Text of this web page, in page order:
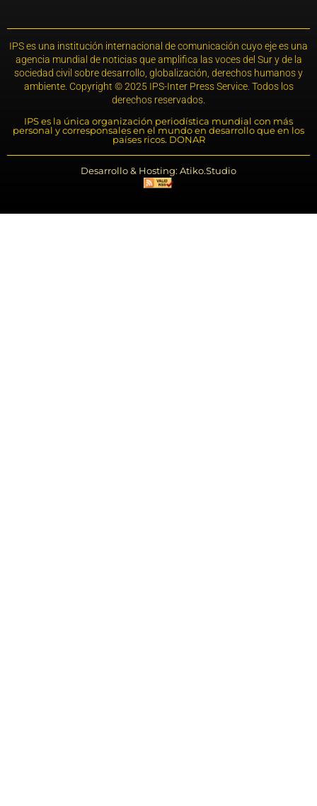
IPS es una institución internacional de comunicación cuyo eje es una
agencia mundial de noticias que amplifica las voces del Sur y de la
sociedad civil sobre desarrollo, globalización, derechos humanos y
ambiente. Copyright © 2025 IPS-Inter Press Service. Todos los
derechos reservados.
IPS es la única organización periodística mundial con más
personal y corresponsales en el mundo en desarrollo que en los
países ricos. DONAR
Desarrollo & Hosting: Atiko.Studio